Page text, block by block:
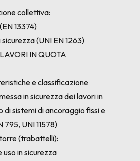
collettiva:
13374)
(UNI EN 1263)
IN QUOTA
e classificazione
in sicurezza dei lavori in
di sistemi di ancoraggio fissi e
795, UNI 11578)
(trabattelli):
in sicurezza